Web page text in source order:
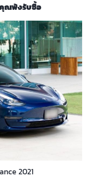
ณพ้งรับซื้อ
2021